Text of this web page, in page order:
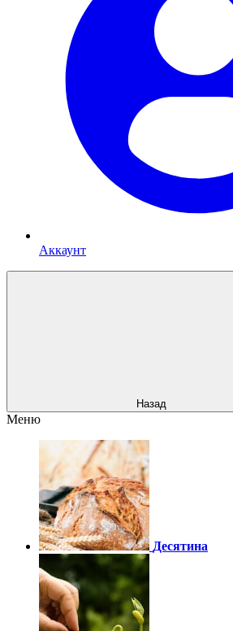
Аккаунт
Назад
Меню
Десятина